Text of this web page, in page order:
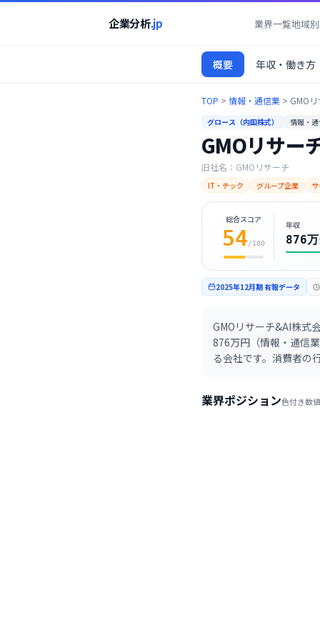
企業分析.jp 業界一覧地域別
概要 年収・働き方
TOP > 情報・通信業 > GMO
グロース（内国株式） 情報・
GMOリサー
旧社名： GMOリサーチ
IT・テック グループ企業
総合スコア
54/100
年収
876万
2025年12月期 有報データ
GMOリサーチ&AI株式
876万円（情報・通信
る会社です。消費者の
業界ポジション色付き数